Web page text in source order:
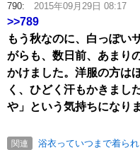
790: 2015年09月29日 08:17
>>789
もう秋なのに、白っぽい
がらも、数日前、あまり
かけました。洋服の方は
く、ひどく汗もかきまし
や」という気持ちになり
関連 浴衣っていつまで着ら